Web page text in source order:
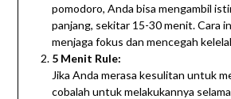
pomodoro, Anda bisa mengambil
panjang, sekitar 15-30 menit. Cara
menjaga fokus dan mencegah
5 Menit Rule:
Jika Anda merasa kesulitan untuk
cobalah untuk melakukannya